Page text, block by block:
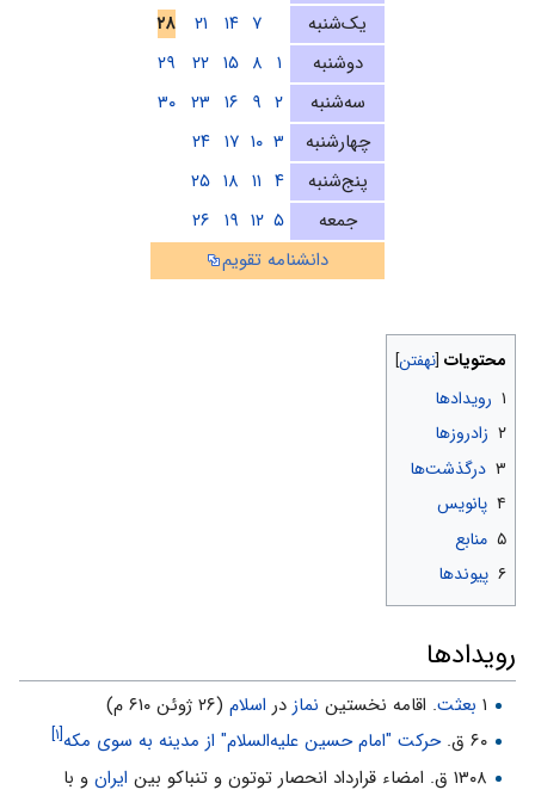
یک‌شنبه
۷ ۱۴ ۲۱
۲۸
دوشنبه
۱ ۸ ۱۵ ۲۲
۲۹
سه‌شنبه
۲ ۹ ۱۶ ۲۳ ۳۰
چهارشنبه
۳ ۱۰ ۱۷ ۲۴
پنج‌شنبه
۴ ۱۱ ۱۸ ۲۵
جمعه
۵ ۱۲ ۱۹ ۲۶
دانشنامه تقویم
محتویات
۱ رویدادها
۲ زادروزها
۳ درگذشت‌ها
۴ پانویس
۵ منابع
۶ پیوندها
رویدادها
۱ بعثت. اقامه نخستین نماز در اسلام(۲۶ ژوئن ۶۱۰ م)
۶۰ ق.
حركت "امام حسین علیه‌السلام" از مدینه به سوی مكه[۱]
۱۳۰۸ ق. امضاء قرارداد انحصار توتون و تنباکو بین ایرانو با